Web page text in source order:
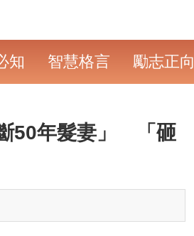
知 智慧格言 勵志正向
50年髮妻」 「砸